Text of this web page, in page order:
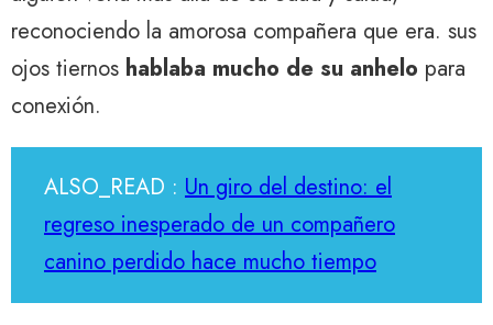
reconociendo la amorosa compañera que era. sus
ojos tiernos hablaba mucho de su anhelo para
conexión.
ALSO_READ : Un giro del destino: el
regreso inesperado de un compañero
canino perdido hace mucho tiempo